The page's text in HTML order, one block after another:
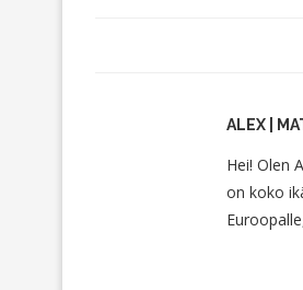
ALEX |
Hei! Olen
on koko